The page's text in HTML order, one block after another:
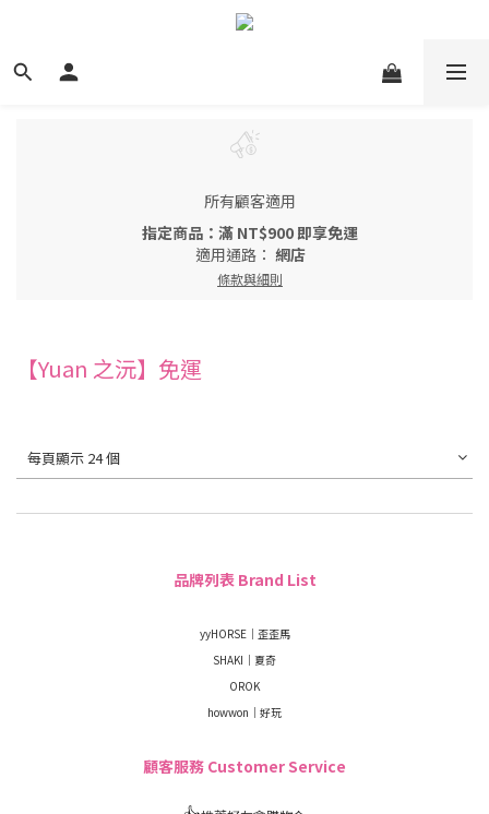
所有顧客適用
指定商品：滿 NT$900 即享免運
適用通路： 網店
條款與細則
【Yuan 之沅】免運
每頁顯示 24 個
品牌列表 Brand List
yyHORSE｜歪歪馬
SHAKI｜夏奇
OROK
howwon｜好玩
顧客服務 Customer Service